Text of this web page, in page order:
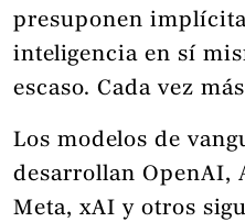
presuponen
inteligencia en sí
escaso. Cada vez
Los modelos de
desarrollan OpenAI,
Meta, xAI y otros